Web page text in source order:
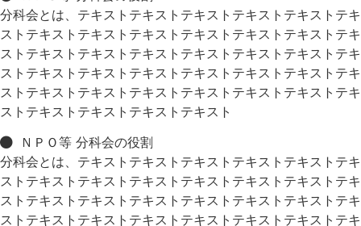
分科会とは、テキストテキストテキストテキストテキストテキ
ストテキストテキストテキストテキストテキストテキストテキ
ストテキストテキストテキストテキストテキストテキストテキ
ストテキストテキストテキストテキストテキストテキストテキ
ストテキストテキストテキストテキストテキストテキストテキ
ストテキストテキストテキストテキスト
ＮＰＯ等 分科会の役割
分科会とは、テキストテキストテキストテキストテキストテキ
ストテキストテキストテキストテキストテキストテキストテキ
ストテキストテキストテキストテキストテキストテキストテキ
ストテキストテキストテキストテキストテキストテキストテキ